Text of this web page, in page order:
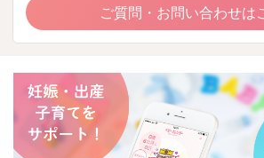
ご質問・お問い合わせは